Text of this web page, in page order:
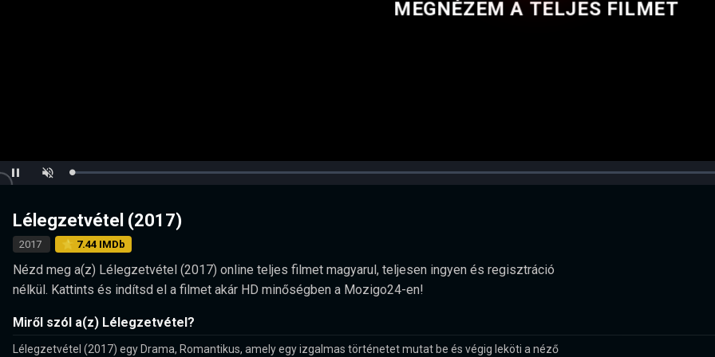
Pause UnmuteLoaded:
MEGNÉZEM A TELJES FILMET
Lélegzetvétel (2017)
2017 ⭐ 7.44 IMDb
Nézd meg a(z) Lélegzetvétel (2017) online teljes filmet magyarul, teljesen ingyen és regisztráció
nélkül. Kattints és indítsd el a filmet akár HD minőségben a Mozigo24-en!
Miről szól a(z) Lélegzetvétel?
Lélegzetvétel (2017) egy Drama, Romantikus, amely egy izgalmas történetet mutat be és végig leköti a néző